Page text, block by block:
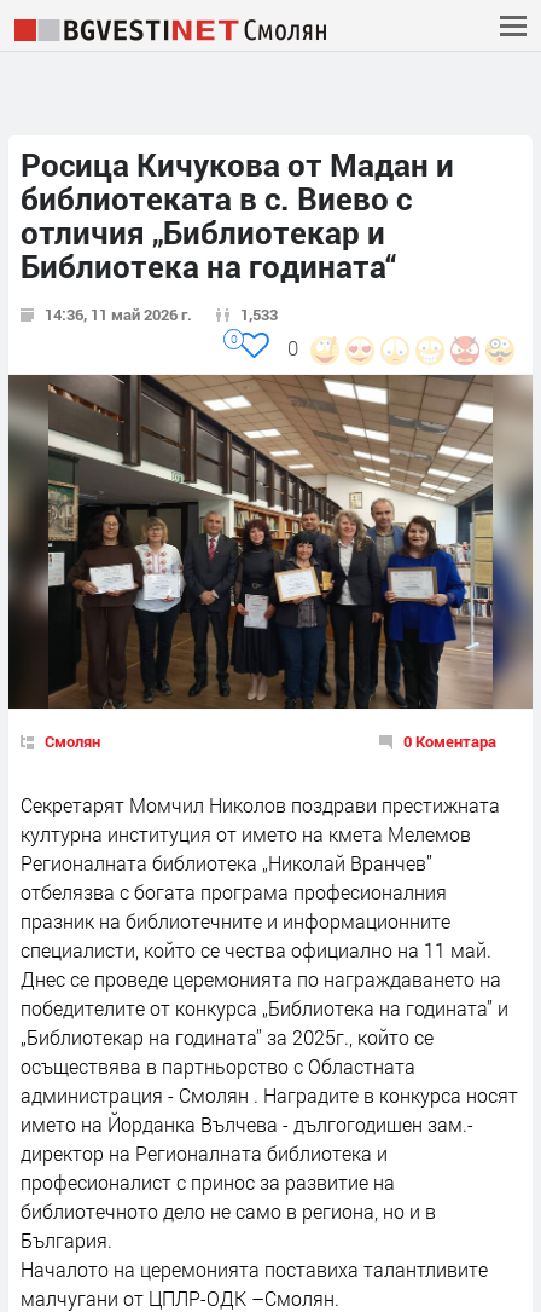
Росица Кичукова от Мадан и
библиотеката в с. Виево с
отличия „Библиотекар и
Библиотека на годината“
14:36, 11 май 2026 г. 1,533
0
0
Смолян 0 Коментара
Секретарят Момчил Николов поздрави престижната
културна институция от името на кмета Мелемов
Регионалната библиотека „Николай Вранчев”
отбелязва с богата програма професионалния
празник на библиотечните и информационните
специалисти, който се чества официално на 11 май.
Днес се проведе церемонията по награждаването на
победителите от конкурса „Библиотека на годината” и
„Библиотекар на годината” за 2025г., който се
осъществява в партньорство с Oбластната
администрация - Смолян . Наградите в конкурса носят
името на Йорданка Вълчева - дългогодишен зам.-
директор на Регионалната библиотека и
професионалист с принос за развитие на
библиотечното дело не само в региона, но и в
България.
Началото на церемонията поставиха талантливите
малчугани от ЦПЛР-ОДК –Смолян.